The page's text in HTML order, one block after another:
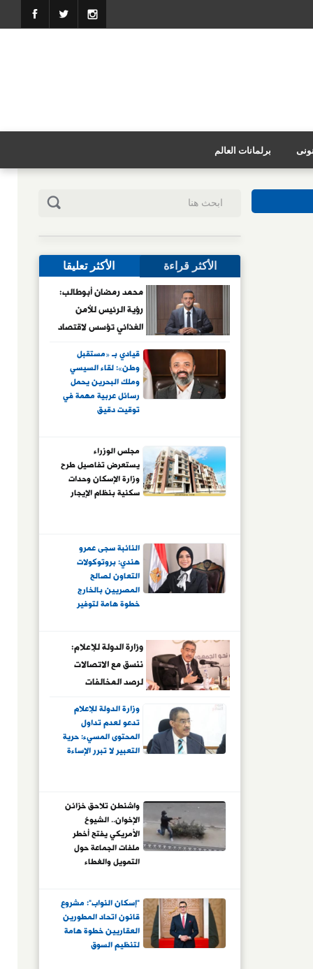
برلمانات العالم
الأكثر قراءة الأكثر تعليقا
محمد رمضان أبوطالب:
رؤية الرئيس للأمن
الغذائي تؤسس لاقتصاد
قيادي بـ «مستقبل
وطن»: لقاء السيسي
وملك البحرين يحمل
رسائل عربية مهمة في
توقيت دقيق
مجلس الوزراء
يستعرض تفاصيل طرح
وزارة الإسكان وحدات
سكنية بنظام الإيجار
النائبة سجى عمرو
هندي: بروتوكولات
التعاون لصالح
المصريين بالخارج
خطوة هامة لتوفير
وزارة الدولة للإعلام:
ننسق مع الاتصالات
لرصد المخالفات
الاختصاص
وزارة الدولة للإعلام
تدعو لعدم تداول
المحتوى المسيء: حرية
التعبير لا تبرر الإساءة
واشنطن تلاحق خزائن
الإخوان.. الشيوخ
الأمريكي يفتح أخطر
ملفات الجماعة حول
التمويل والغطاء
والكيانات الوسيطة
لجمع الأموال وتوسيع
النفوذ.. وتحركات تمهد
لضرب شبكات التمويل
"إسكان النواب": مشروع
قانون اتحاد المطورين
العقاريين خطوة هامة
لتنظيم السوق